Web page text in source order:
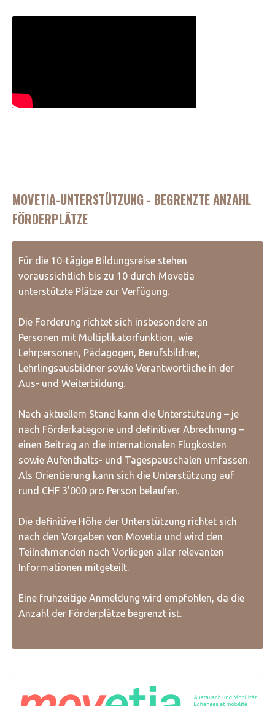
MOVETIA-UNTERSTÜTZUNG - BEGRENZTE ANZAHL
FÖRDERPLÄTZE
Für die 10-tägige Bildungsreise stehen
voraussichtlich bis zu 10 durch Movetia
unterstützte Plätze zur Verfügung.
Die Förderung richtet sich insbesondere an
Personen mit Multiplikatorfunktion, wie
Lehrpersonen, Pädagogen, Berufsbildner,
Lehrlingsausbildner sowie Verantwortliche in der
Aus- und Weiterbildung.
Nach aktuellem Stand kann die Unterstützung – je
nach Förderkategorie und definitiver Abrechnung –
einen Beitrag an die internationalen Flugkosten
sowie Aufenthalts- und Tagespauschalen umfassen.
Als Orientierung kann sich die Unterstützung auf
rund CHF 3’000 pro Person belaufen.
Die definitive Höhe der Unterstützung richtet sich
nach den Vorgaben von Movetia und wird den
Teilnehmenden nach Vorliegen aller relevanten
Informationen mitgeteilt.
Eine frühzeitige Anmeldung wird empfohlen, da die
Anzahl der Förderplätze begrenzt ist.